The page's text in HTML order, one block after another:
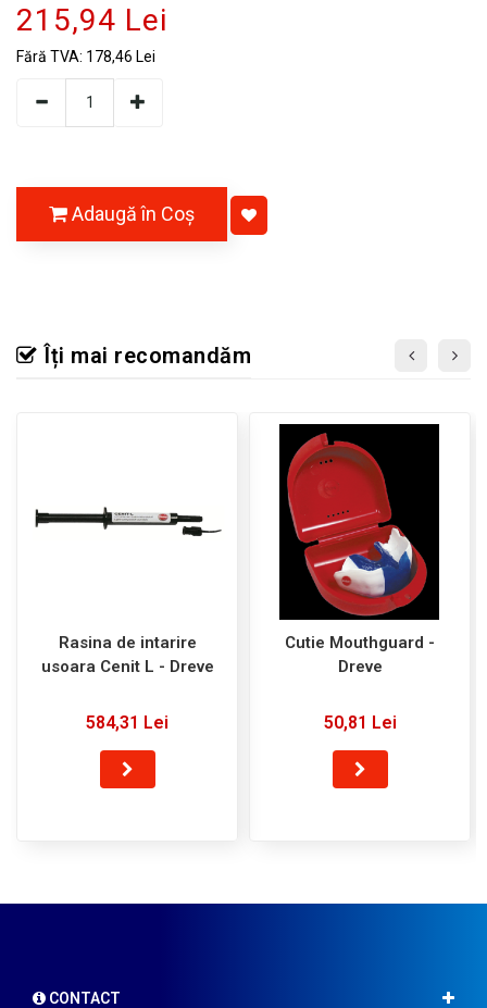
215,94 Lei
Fără TVA: 178,46 Lei
Adaugă în Coş
Îți mai recomandăm
Rasina de intarire
usoara Cenit L - Dreve
584,31 Lei
Cutie Mouthguard -
Dreve
50,81 Lei
CONTACT